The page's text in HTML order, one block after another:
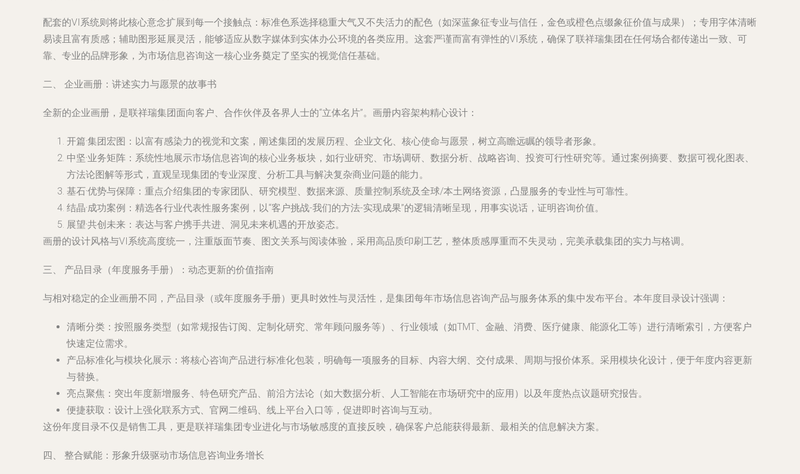
配套的VI系统则将此核心意念扩展到每一个接触点：标准色系选择稳重大气又不失活力的配色（如深蓝象征专业与信任，金色或橙色点缀象征价值与成果）；专用字体清晰
易读且富有质感；辅助图形延展灵活，能够适应从数字媒体到实体办公环境的各类应用。这套严谨而富有弹性的VI系统，确保了联祥瑞集团在任何场合都传递出一致、可
靠、专业的品牌形象，为市场信息咨询这一核心业务奠定了坚实的视觉信任基础。
二、 企业画册：讲述实力与愿景的故事书
全新的企业画册，是联祥瑞集团面向客户、合作伙伴及各界人士的“立体名片”。画册内容架构精心设计：
开篇·集团宏图 ：以富有感染力的视觉和文案，阐述集团的发展历程、企业文化、核心使命与愿景，树立高瞻远瞩的领导者形象。
中坚·业务矩阵 ：系统性地展示市场信息咨询的核心业务板块，如行业研究、市场调研、数据分析、战略咨询、投资可行性研究等。通过案例摘要、数据可视化图表、
方法论图解等形式，直观呈现集团的专业深度、分析工具与解决复杂商业问题的能力。
基石·优势与保障 ：重点介绍集团的专家团队、研究模型、数据来源、质量控制系统及全球/本土网络资源，凸显服务的专业性与可靠性。
结晶·成功案例 ：精选各行业代表性服务案例，以“客户挑战-我们的方法-实现成果”的逻辑清晰呈现，用事实说话，证明咨询价值。
展望·共创未来 ：表达与客户携手共进、洞见未来机遇的开放姿态。
画册的设计风格与VI系统高度统一，注重版面节奏、图文关系与阅读体验，采用高品质印刷工艺，整体质感厚重而不失灵动，完美承载集团的实力与格调。
三、 产品目录（年度服务手册）：动态更新的价值指南
与相对稳定的企业画册不同，产品目录（或年度服务手册）更具时效性与灵活性，是集团每年市场信息咨询产品与服务体系的集中发布平台。本年度目录设计强调：
清晰分类 ：按照服务类型（如常规报告订阅、定制化研究、常年顾问服务等）、行业领域（如TMT、金融、消费、医疗健康、能源化工等）进行清晰索引，方便客户
快速定位需求。
产品标准化与模块化展示 ：将核心咨询产品进行标准化包装，明确每一项服务的目标、内容大纲、交付成果、周期与报价体系。采用模块化设计，便于年度内容更新
与替换。
亮点聚焦 ：突出年度新增服务、特色研究产品、前沿方法论（如大数据分析、人工智能在市场研究中的应用）以及年度热点议题研究报告。
便捷获取 ：设计上强化联系方式、官网二维码、线上平台入口等，促进即时咨询与互动。
这份年度目录不仅是销售工具，更是联祥瑞集团专业进化与市场敏感度的直接反映，确保客户总能获得最新、最相关的信息解决方案。
四、 整合赋能：形象升级驱动市场信息咨询业务增长